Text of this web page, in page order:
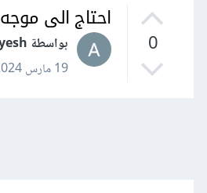
0
احتاج الى موجه
بواسطة Ahmed Ayesh
19 مارس 2024